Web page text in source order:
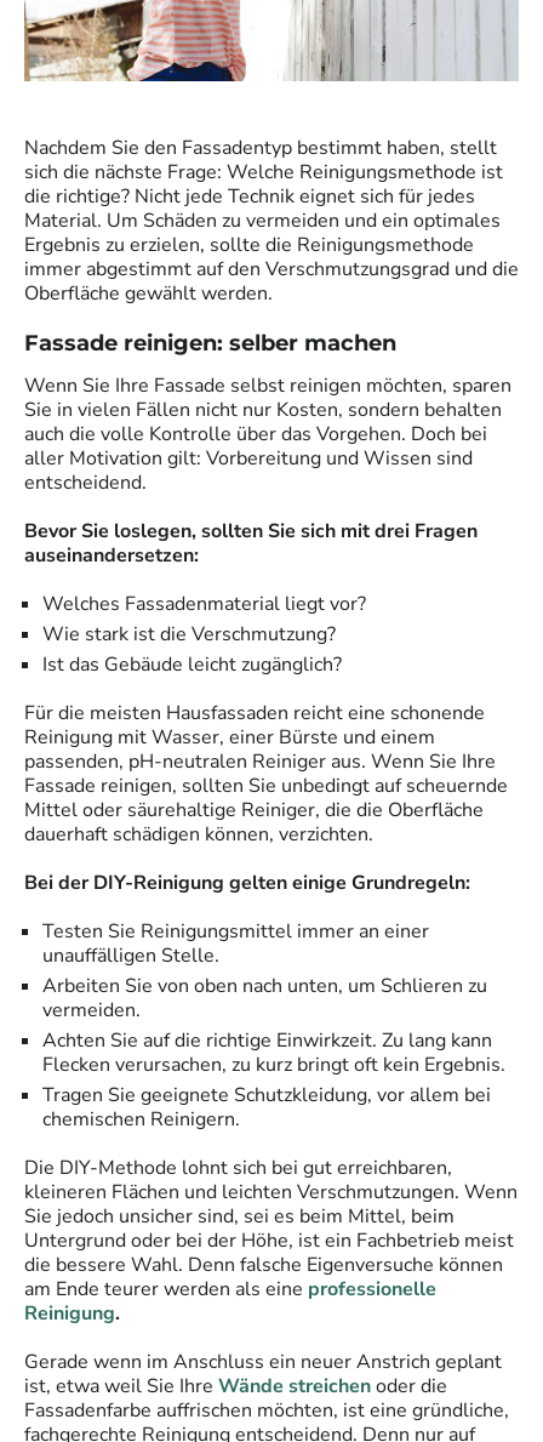
Nachdem Sie den Fassadentyp bestimmt haben, stellt
sich die nächste Frage: Welche Reinigungsmethode ist
die richtige? Nicht jede Technik eignet sich für jedes
Material. Um Schäden zu vermeiden und ein optimales
Ergebnis zu erzielen, sollte die Reinigungsmethode
immer abgestimmt auf den Verschmutzungsgrad und die
Oberfläche gewählt werden.
Fassade reinigen: selber machen
Wenn Sie Ihre Fassade selbst reinigen möchten, sparen
Sie in vielen Fällen nicht nur Kosten, sondern behalten
auch die volle Kontrolle über das Vorgehen. Doch bei
aller Motivation gilt: Vorbereitung und Wissen sind
entscheidend.
Bevor Sie loslegen, sollten Sie sich mit drei Fragen
auseinandersetzen:
Welches Fassadenmaterial liegt vor?
Wie stark ist die Verschmutzung?
Ist das Gebäude leicht zugänglich?
Für die meisten Hausfassaden reicht eine schonende
Reinigung mit Wasser, einer Bürste und einem
passenden, pH-neutralen Reiniger aus. Wenn Sie Ihre
Fassade reinigen, sollten Sie unbedingt auf scheuernde
Mittel oder säurehaltige Reiniger, die die Oberfläche
dauerhaft schädigen können, verzichten.
Bei der DIY-Reinigung gelten einige Grundregeln:
Testen Sie Reinigungsmittel immer an einer
unauffälligen Stelle.
Arbeiten Sie von oben nach unten, um Schlieren zu
vermeiden.
Achten Sie auf die richtige Einwirkzeit. Zu lang kann
Flecken verursachen, zu kurz bringt oft kein Ergebnis.
Tragen Sie geeignete Schutzkleidung, vor allem bei
chemischen Reinigern.
Die DIY-Methode lohnt sich bei gut erreichbaren,
kleineren Flächen und leichten Verschmutzungen. Wenn
Sie jedoch unsicher sind, sei es beim Mittel, beim
Untergrund oder bei der Höhe, ist ein Fachbetrieb meist
die bessere Wahl. Denn falsche Eigenversuche können
am Ende teurer werden als eine professionelle
Reinigung.
Gerade wenn im Anschluss ein neuer Anstrich geplant
ist, etwa weil Sie Ihre Wände streichenoder die
Fassadenfarbe auffrischen möchten, ist eine gründliche,
fachgerechte Reinigung entscheidend. Denn nur auf